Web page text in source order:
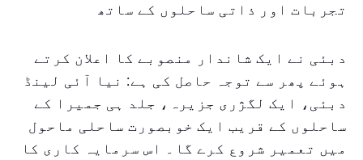
تجربات اور ذاتی ساحلوں کے ساتھ
دبئی نے ایک شاندار منصوبے کا اعلان کرتے
ہوئے پھر سے توجہ حاصل کی ہے: نیا آئی لینڈ
دبئی، ایک لگژری جزیرہ، جلد ہی جمیرا کے
ساحلوں کے قریب ایک خوبصورت ساحلی ماحول
میں تعمیر شروع کرے گا۔ اس سرمایہ کاری کا